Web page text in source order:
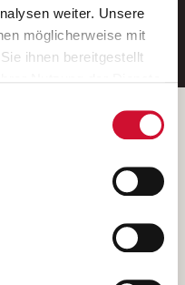
weiter. Unsere
möglicherweise mit
ihnen bereitgestellt
klicken, so stimmen
zu. Sie können
jederzeit widerrufen,
aufrufen und diese
Unterfranken